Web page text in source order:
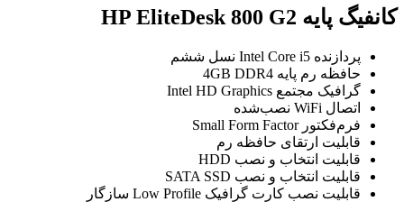
کانفیگ پایه HP EliteDesk 800 G2
پردازنده Intel Core i5 نسل ششم
حافظه رم پایه 4GB DDR4
گرافیک مجتمع Intel HD Graphics
اتصال WiFi نصب‌شده
فرم‌فکتور Small Form Factor
قابلیت ارتقای حافظه رم
قابلیت انتخاب و نصب HDD
قابلیت انتخاب و نصب SATA SSD
قابلیت نصب کارت گرافیک Low Profile سازگار